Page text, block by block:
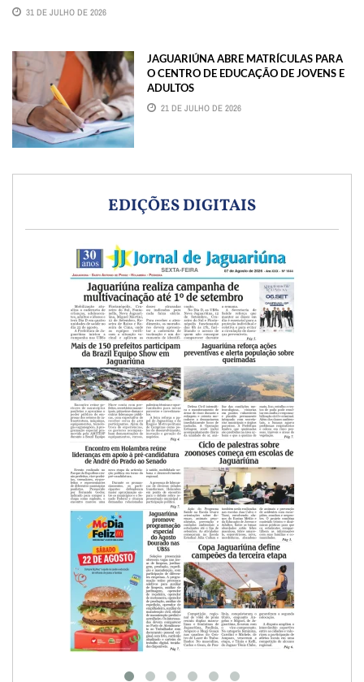
31 DE JULHO DE 2026
JAGUARIÚNA ABRE MATRÍCULAS PARA
O CENTRO DE EDUCAÇÃO DE JOVENS E
ADULTOS
21 DE JULHO DE 2026
EDIÇÕES DIGITAIS